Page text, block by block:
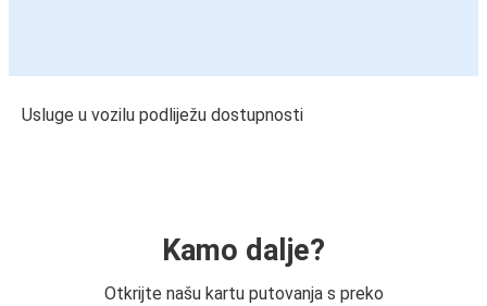
Usluge u vozilu podliježu dostupnosti
Kamo dalje?
Otkrijte našu kartu putovanja s preko